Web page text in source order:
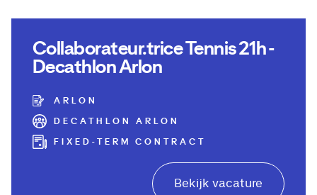
Collaborateur.trice Tennis 21h -
Decathlon Arlon
ARLON
DECATHLON ARLON
FIXED-TERM CONTRACT
Bekijk vacature